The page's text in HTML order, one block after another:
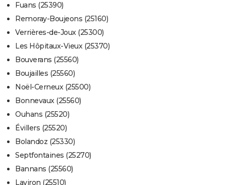
Fuans (25390)
Remoray-Boujeons (25160)
Verrières-de-Joux (25300)
Les Hôpitaux-Vieux (25370)
Bouverans (25560)
Boujailles (25560)
Noël-Cerneux (25500)
Bonnevaux (25560)
Ouhans (25520)
Évillers (25520)
Bolandoz (25330)
Septfontaines (25270)
Bannans (25560)
Laviron (25510)